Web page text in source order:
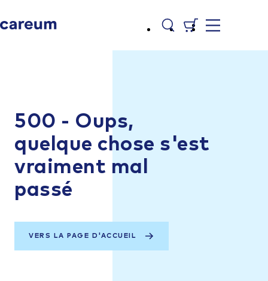
500 - Oups,
quelque chose s'est
vraiment mal
passé
VERS LA PAGE D'ACCUEIL